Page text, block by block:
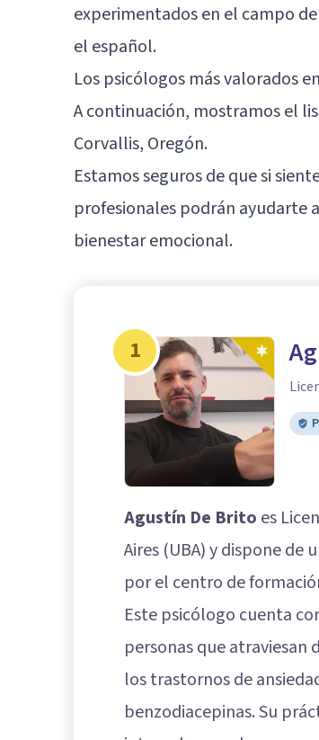
experimentados en el campo
el español.
Los psicólogos más valorados
A continuación, mostramos el
Corvallis, Oregón.
Estamos seguros de que si
profesionales podrán ayudarte
bienestar emocional.
1
Agustín De Brito es
Aires (UBA) y dispone de
por el centro de
Este psicólogo cuenta
personas que
los trastornos de
benzodiacepinas. Su